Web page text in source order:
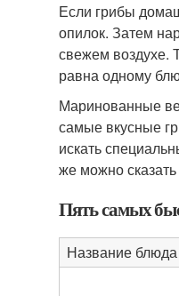
Если грибы
опилок. Затем
свежем воздухе.
равна одному
Маринованные
самые вкусные
искать
же можно сказать
Пять самых
Название блюда